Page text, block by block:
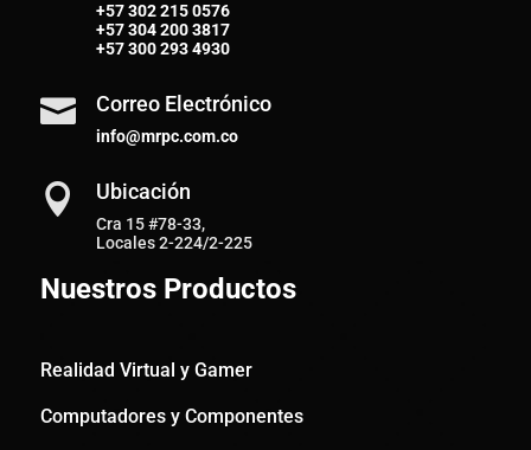
+57302 215 0576
+57304 200 3817
+57300 293 4930
 Correo Electrónico
info@mrpc.com.co
 Ubicación
Cra 15 #78-33,
Locales 2-224/2-225
Nuestros Productos
Realidad Virtual y Gamer
Computadores y Componentes